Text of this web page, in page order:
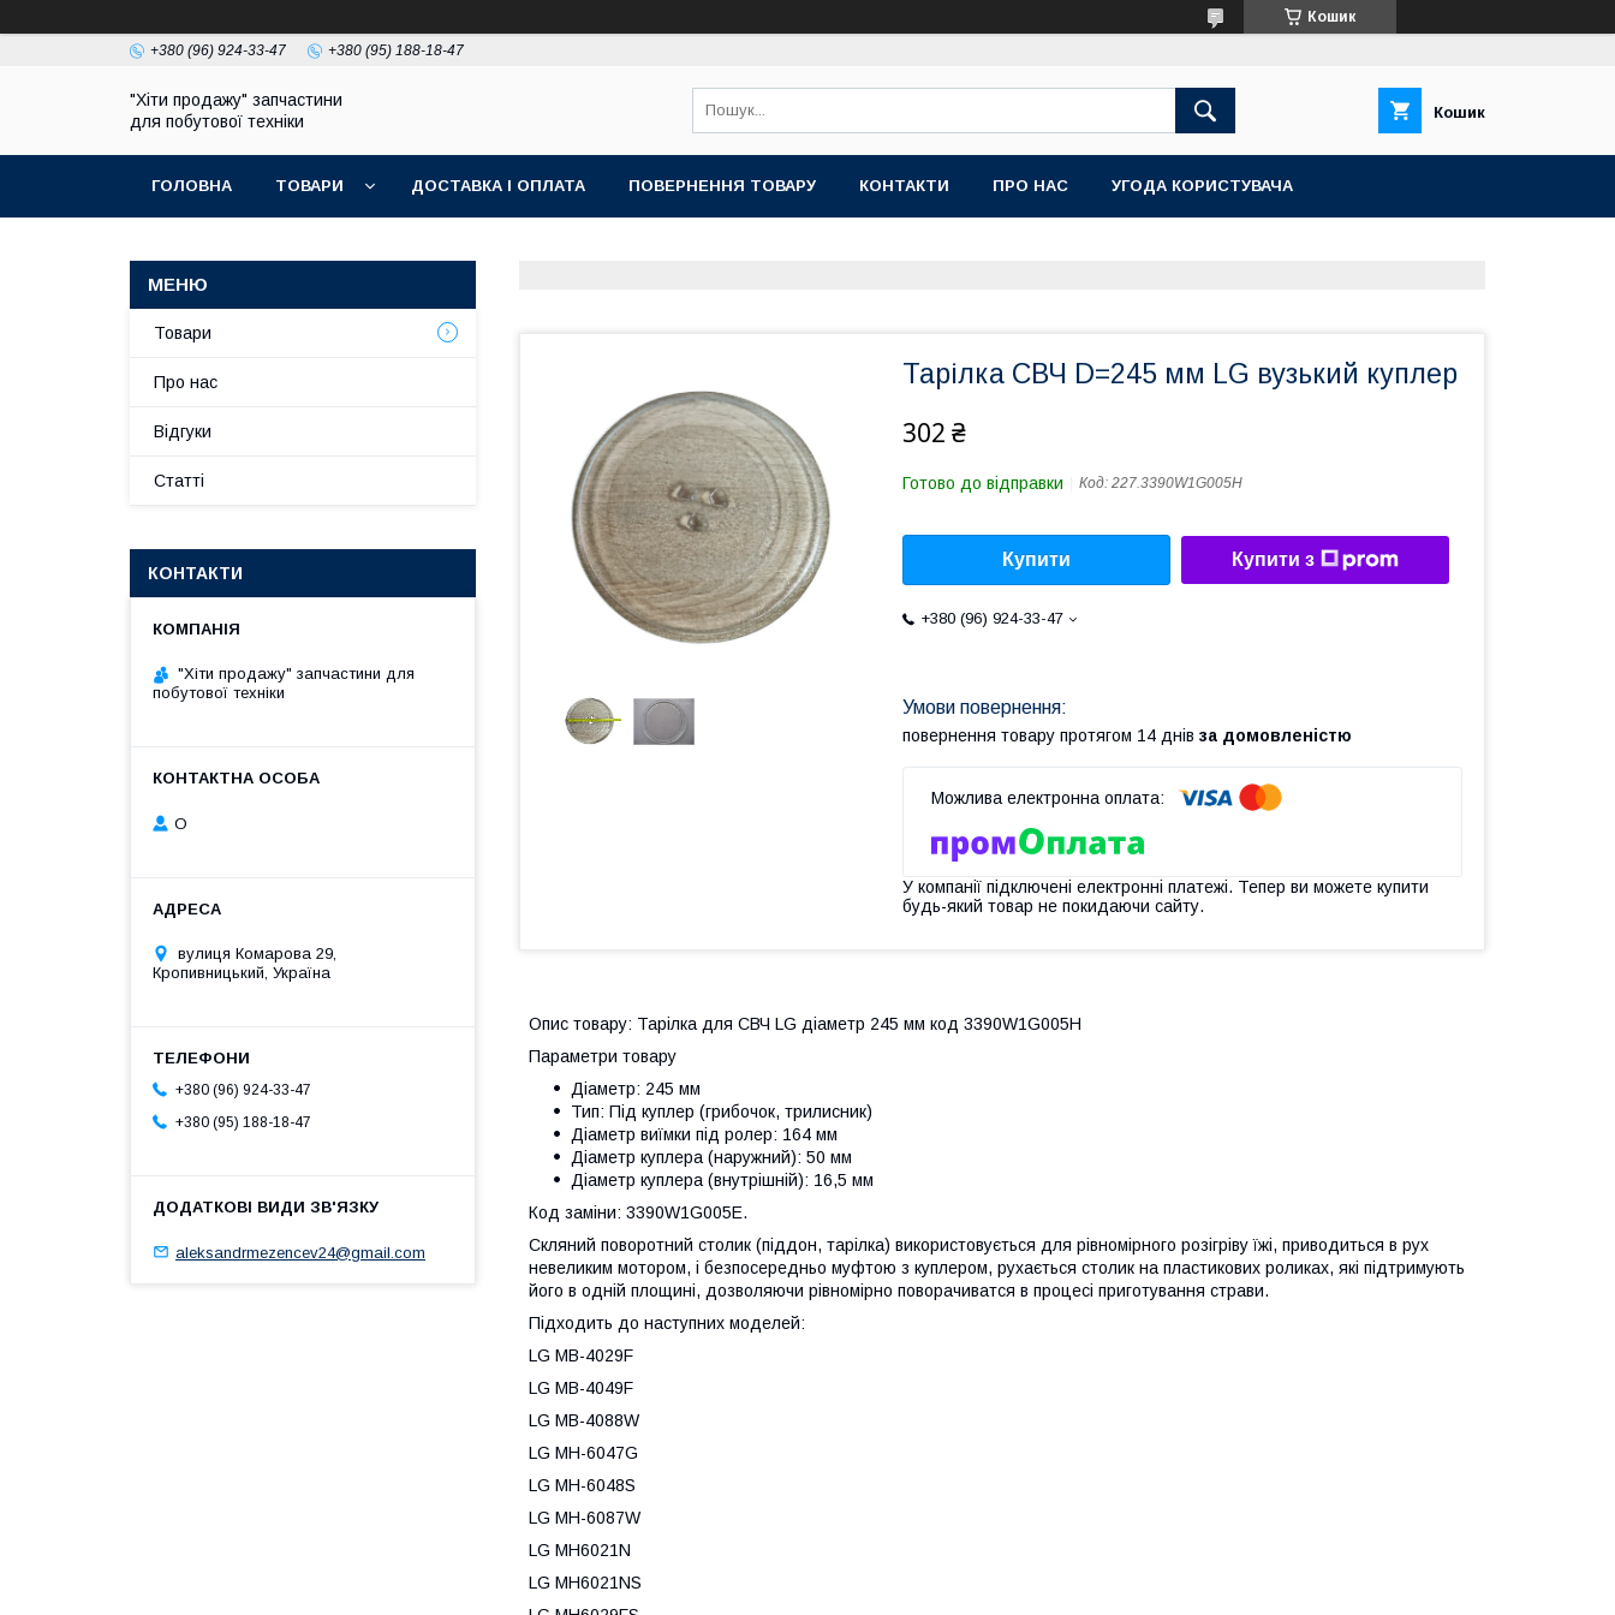
Кошик
+380 (96) 924-33-47 +380 (95) 188-18-47
"Хіти продажу" запчастини
для побутової техніки
Кошик
ГОЛОВНА ТОВАРИ ДОСТАВКА І ОПЛАТА ПОВЕРНЕННЯ ТОВАРУ КОНТАКТИ ПРО НАС УГОДА КОРИСТУВАЧА
Тарілка СВЧ D=245 мм LG вузький куплер
302 ₴
Готово до відправки Код: 227.3390W1G005H
Купити Купити з
+380 (96) 924-33-47
повернення товару протягом 14 днів за домовленістю
У компанії підключені електронні платежі. Тепер ви можете купити
будь-який товар не покидаючи сайту.
Опис товару: Тарілка для СВЧ LG діаметр 245 мм код 3390W1G005H
Параметри товару
Діаметр: 245 мм
Тип: Під куплер (грибочок, трилисник)
Діаметр виїмки під ролер: 164 мм
Діаметр куплера (наружний): 50 мм
Діаметр куплера (внутрішній): 16,5 мм
Код заміни: 3390W1G005E.
Скляний поворотний столик (піддон, тарілка) використовується для рівномірного розігріву їжі, приводиться в рух
невеликим мотором, і безпосередньо муфтою з куплером, рухається столик на пластикових роликах, які підтримують
його в одній площині, дозволяючи рівномірно поворачиватся в процесі приготування страви.
Підходить до наступних моделей:
LG MB-4029F
LG MB-4049F
LG MB-4088W
LG MH-6047G
LG MH-6048S
LG MH-6087W
LG MH6021N
LG MH6021NS
Товари
Про нас
Відгуки
Статті
КОНТАКТИ
"Хіти продажу" запчастини для
побутової техніки
О
вулиця Комарова 29,
Кропивницький, Україна
+380 (96) 924-33-47
+380 (95) 188-18-47
aleksandrmezencev24@gmail.com